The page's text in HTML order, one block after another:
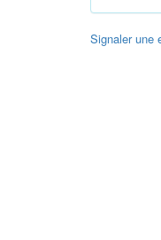
Signaler une